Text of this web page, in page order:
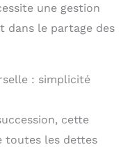
une gestion
dans le partage des
: simplicité
cette
toutes les dettes